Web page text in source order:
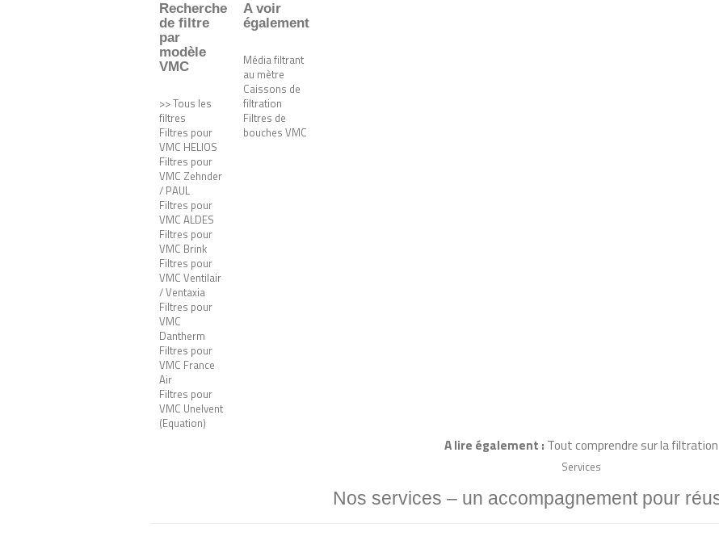
Recherche
de filtre
par
modèle
VMC
>> Tous les
filtres
Filtres pour
VMC HELIOS
Filtres pour
VMC Zehnder
/ PAUL
Filtres pour
VMC ALDES
Filtres pour
VMC Brink
Filtres pour
VMC Ventilair
/ Ventaxia
Filtres pour
VMC
Dantherm
Filtres pour
VMC France
Air
Filtres pour
VMC Unelvent
(Equation)
A voir
également
Média filtrant
au mètre
Caissons de
filtration
Filtres de
bouches VMC
A lire également : Tout comprendre sur la filtration
Services
Nos services – un accompagnement pour